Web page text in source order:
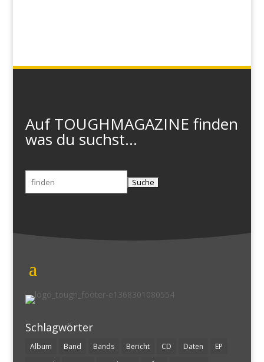
Auf TOUGHMAGAZINE finden
was du suchst...
Suchen
nach:
Schlagwörter
Album Band Bands Bericht CD Daten
EP